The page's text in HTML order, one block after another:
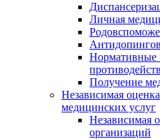
Личная
Нормативные
Получение
Независимая
медицинских услуг
Независимая
организаций